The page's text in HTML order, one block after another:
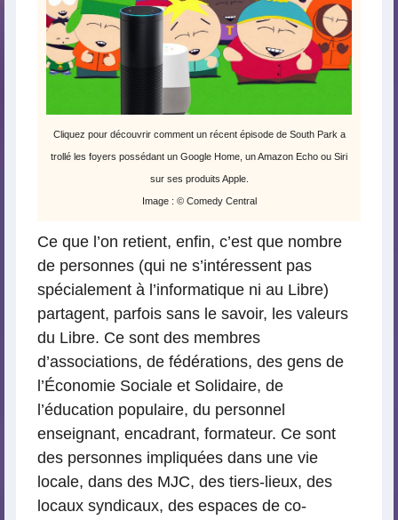
Cliquez pour découvrir comment un récent épisode de South Park a
trollé les foyers possédant un Google Home, un Amazon Echo ou Siri
sur ses produits Apple.
Image : © Comedy Central
Ce que l’on retient, enfin, c’est que nombre
de personnes (qui ne s’intéressent pas
spécialement à l’informatique ni au Libre)
partagent, parfois sans le savoir, les valeurs
du Libre. Ce sont des membres
d’associations, de fédérations, des gens de
l’Économie Sociale et Solidaire, de
l’éducation populaire, du personnel
enseignant, encadrant, formateur. Ce sont
des personnes impliquées dans une vie
locale, dans des MJC, des tiers-lieux, des
locaux syndicaux, des espaces de co-